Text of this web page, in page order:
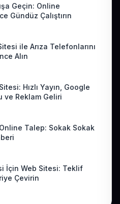
Geçin: Online
Gündüz Çalıştırın
ile Arıza Telefonlarını
Alın
Hızlı Yayın, Google
ve Reklam Geliri
Talep: Sokak Sokak
İçin Web Sitesi: Teklif
Çevirin